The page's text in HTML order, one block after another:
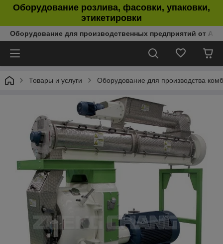
Оборудование розлива, фасовки, упаковки,
этикетировки
Оборудование для производственных предприятий от
Товары и услуги Оборудование для производства